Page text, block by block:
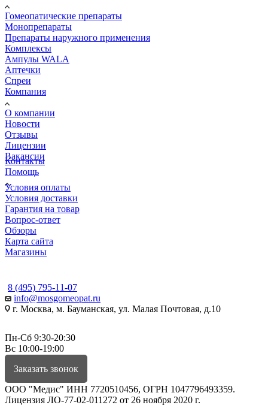
Гомеопатические препараты
Монопрепараты
Препараты наружного применения
Комплексы
Ампулы WALA
Аптечки
Спреи
Компания
О компании
Новости
Отзывы
Лицензии
Вакансии
Контакты
Помощь
Условия оплаты
Условия доставки
Гарантия на товар
Вопрос-ответ
Обзоры
Карта сайта
Магазины
8 (495) 795-11-07
info@mosgomeopat.ru
г. Москва, м. Бауманская, ул. Малая Почтовая, д.10
Пн-Сб 9:30-20:30
Вс 10:00-19:00
Заказать звонок
ООО "Медис" ИНН 7720510456, ОГРН 1047796493359.
Лицензия ЛО-77-02-011272 от 26 ноября 2020 г.